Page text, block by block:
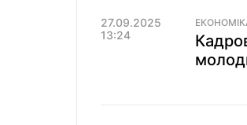
27.09.2025
13:24